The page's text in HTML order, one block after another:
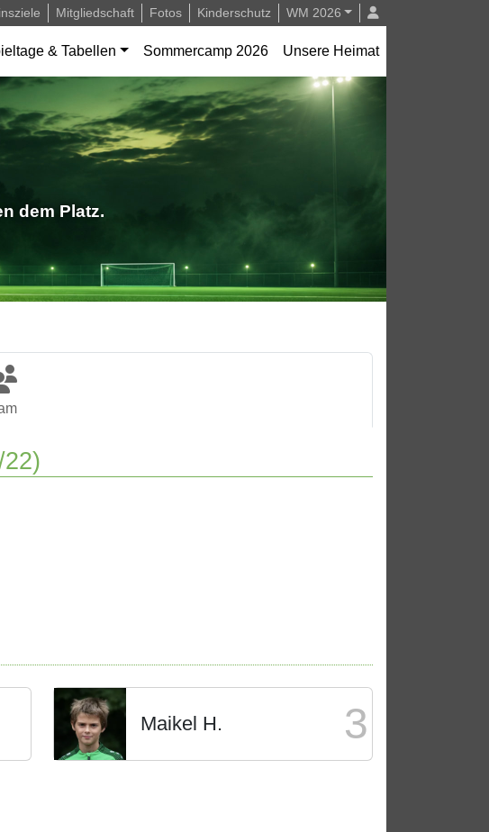
Mitgliedschaft Fotos Kinderschutz WM 2026
& Tabellen Sommercamp 2026 Unsere Heimat
dem Platz.
Maikel H. 3